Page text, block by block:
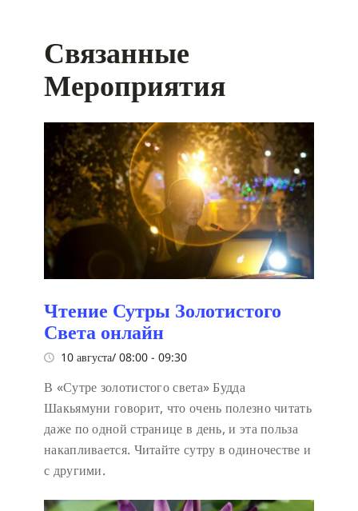
Связанные
Мероприятия
Чтение Сутры Золотистого
Света онлайн
10 августа/ 08:00 - 09:30
В «Сутре золотистого света» Будда
Шакьямуни говорит, что очень полезно читать
даже по одной странице в день, и эта польза
накапливается. Читайте сутру в одиночестве и
с другими.